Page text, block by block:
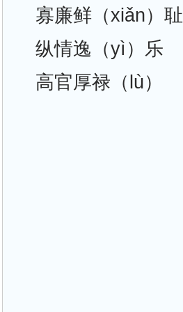
寡廉鲜（xiǎn）耻
纵情逸（yì）乐
高官厚禄（lù）